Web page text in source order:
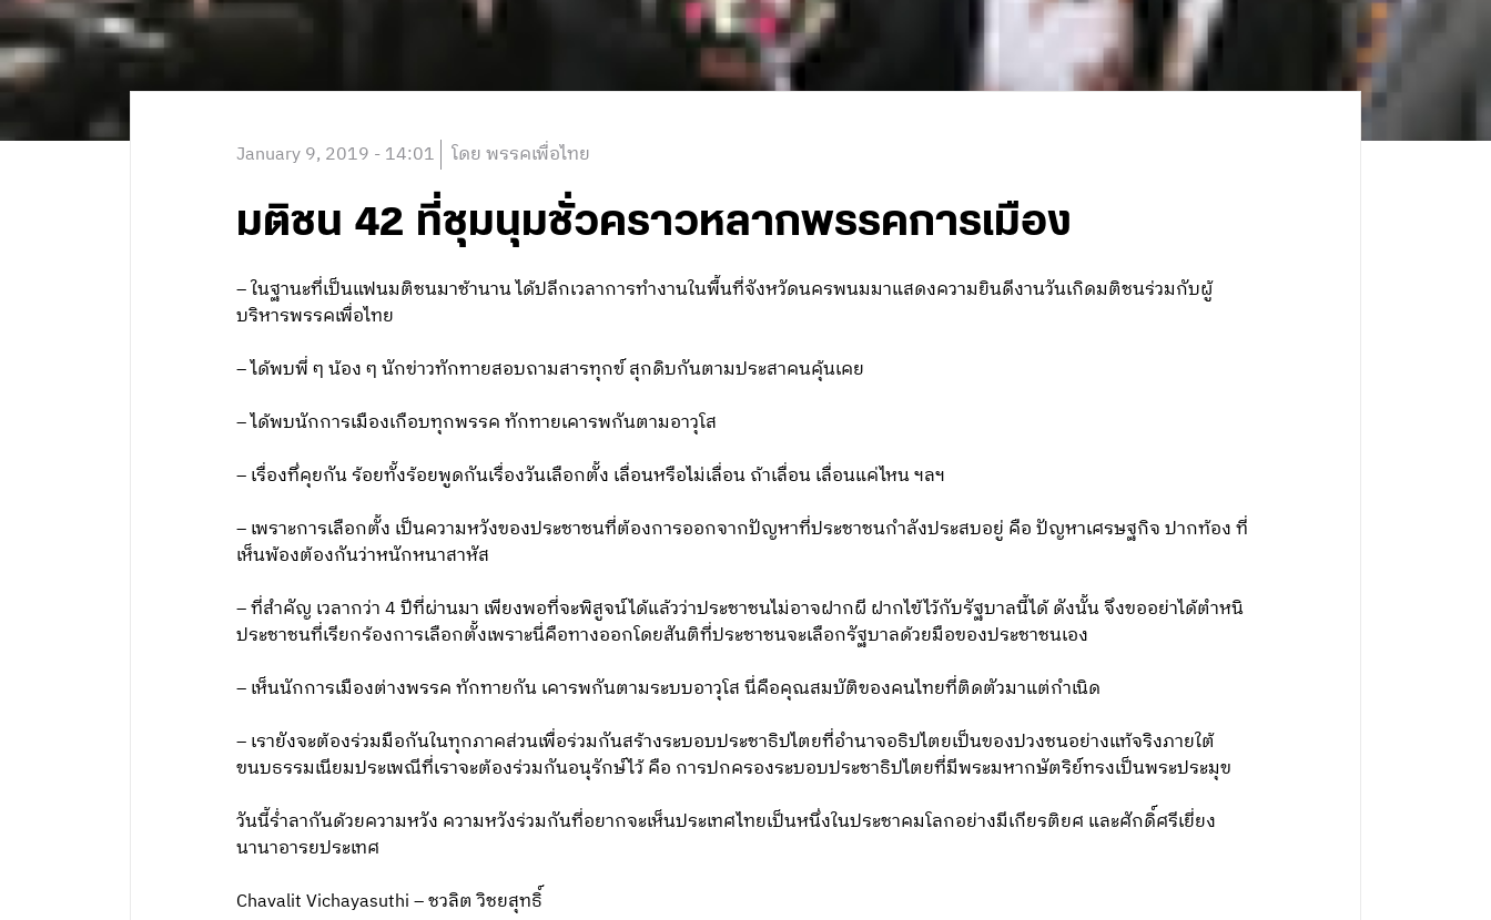
January 9, 2019 - 14:01 โดย พรรคเพื่อไทย
มติชน 42 ที่ชุมนุมชั่วคราวหลากพรรคการเมือง
– ในฐานะที่เป็นแฟนมติชนมาช้านาน ได้ปลีกเวลาการทำงานในพื้นที่จังหวัดนครพนมมาแสดงความยินดีงานวันเกิดมติชนร่วมกับผู้
บริหารพรรคเพื่อไทย
– ได้พบพี่ ๆ น้อง ๆ นักข่าวทักทายสอบถามสารทุกข์ สุกดิบกันตามประสาคนคุ้นเคย
– ได้พบนักการเมืองเกือบทุกพรรค ทักทายเคารพกันตามอาวุโส
– เรื่องทึ่คุยกัน ร้อยทั้งร้อยพูดกันเรื่องวันเลือกตั้ง เลื่อนหรือไม่เลื่อน ถ้าเลื่อน เลื่อนแค่ไหน ฯลฯ
– เพราะการเลือกตั้ง เป็นความหวังของประชาชนที่ต้องการออกจากปัญหาที่ประชาชนกำลังประสบอยู่ คือ ปัญหาเศรษฐกิจ ปากท้อง ที่
เห็นพ้องต้องกันว่าหนักหนาสาหัส
– ที่สำคัญ เวลากว่า 4 ปีที่ผ่านมา เพียงพอที่จะพิสูจน์ได้แล้วว่าประชาชนไม่อาจฝากผี ฝากไข้ไว้กับรัฐบาลนี้ได้ดังนั้น จึงขออย่าได้ตำหนิ
ประชาชนที่เรียกร้องการเลือกตั้งเพราะนี่คือทางออกโดยสันติที่ประชาชนจะเลือกรัฐบาลด้วยมือของประชาชนเอง
– เห็นนักการเมืองต่างพรรค ทักทายกัน เคารพกันตามระบบอาวุโส นี่คือคุณสมบัติของคนไทยที่ติดตัวมาแต่กำเนิด
– เรายังจะต้องร่วมมือกันในทุกภาคส่วนเพื่อร่วมกันสร้างระบอบประชาธิปไตยที่อำนาจอธิปไตยเป็นของปวงชนอย่างแท้จริงภายใต้
ขนบธรรมเนียมประเพณีที่เราจะต้องร่วมกันอนุรักษ์ไว้ คือ การปกครองระบอบประชาธิปไตยที่มีพระมหากษัตริย์ทรงเป็นพระประมุข
วันนี้ร่ำลากันด้วยความหวัง ความหวังร่วมกันที่อยากจะเห็นประเทศไทยเป็นหนึ่งในประชาคมโลกอย่างมีเกียรติยศ และศักดิ์ศรีเยี่ยง
นานาอารยประเทศ
Chavalit Vichayasuthi – ชวลิต วิชยสุทธิ์